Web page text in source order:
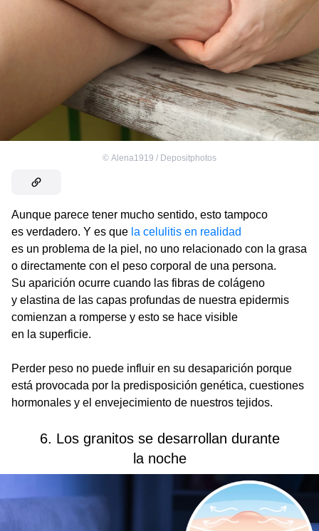
© Alena1919 / Depositphotos
Aunque parece tener mucho sentido, esto tampoco
es verdadero. Y es que la celulitis en realidad
es un problema de la piel, no uno relacionado con la grasa
o directamente con el peso corporal de una persona.
Su aparición ocurre cuando las fibras de colágeno
y elastina de las capas profundas de nuestra epidermis
comienzan a romperse y esto se hace visible
en la superficie.
Perder peso no puede influir en su desaparición porque
está provocada por la predisposición genética, cuestiones
hormonales y el envejecimiento de nuestros tejidos.
6. Los granitos se desarrollan durante
la noche